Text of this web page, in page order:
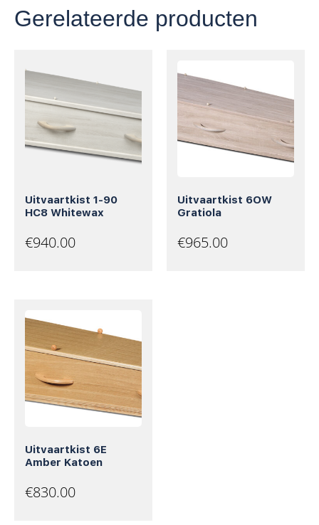
Gerelateerde producten
Uitvaartkist 1-90
HC8 Whitewax
€940.00
Uitvaartkist 6OW
Gratiola
€965.00
Uitvaartkist 6E
Amber Katoen
€830.00